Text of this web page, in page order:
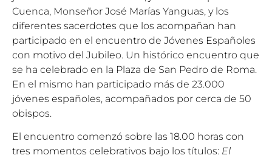
Cuenca, Monseñor José Marías Yanguas, y los
diferentes sacerdotes que los acompañan han
participado en el encuentro de Jóvenes Españoles
con motivo del Jubileo. Un histórico encuentro que
se ha celebrado en la Plaza de San Pedro de Roma.
En el mismo han participado más de 23.000
jóvenes españoles, acompañados por cerca de 50
obispos.
El encuentro comenzó sobre las 18.00 horas con
tres momentos celebrativos bajo los títulos: El